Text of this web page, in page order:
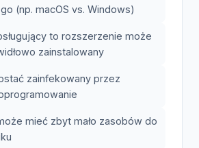
(np. macOS vs. Windows)
to rozszerzenie może
zainstalowany
zainfekowany przez
mieć zbyt mało zasobów do